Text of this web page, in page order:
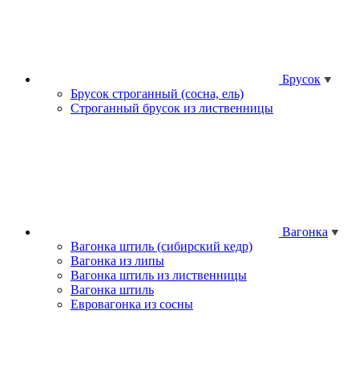
Брусок
Брусок строганный (сосна, ель)
Строганный брусок из лиственницы
Вагонка
Вагонка штиль (сибирский кедр)
Вагонка из липы
Вагонка штиль из лиственницы
Вагонка штиль
Евровагонка из сосны